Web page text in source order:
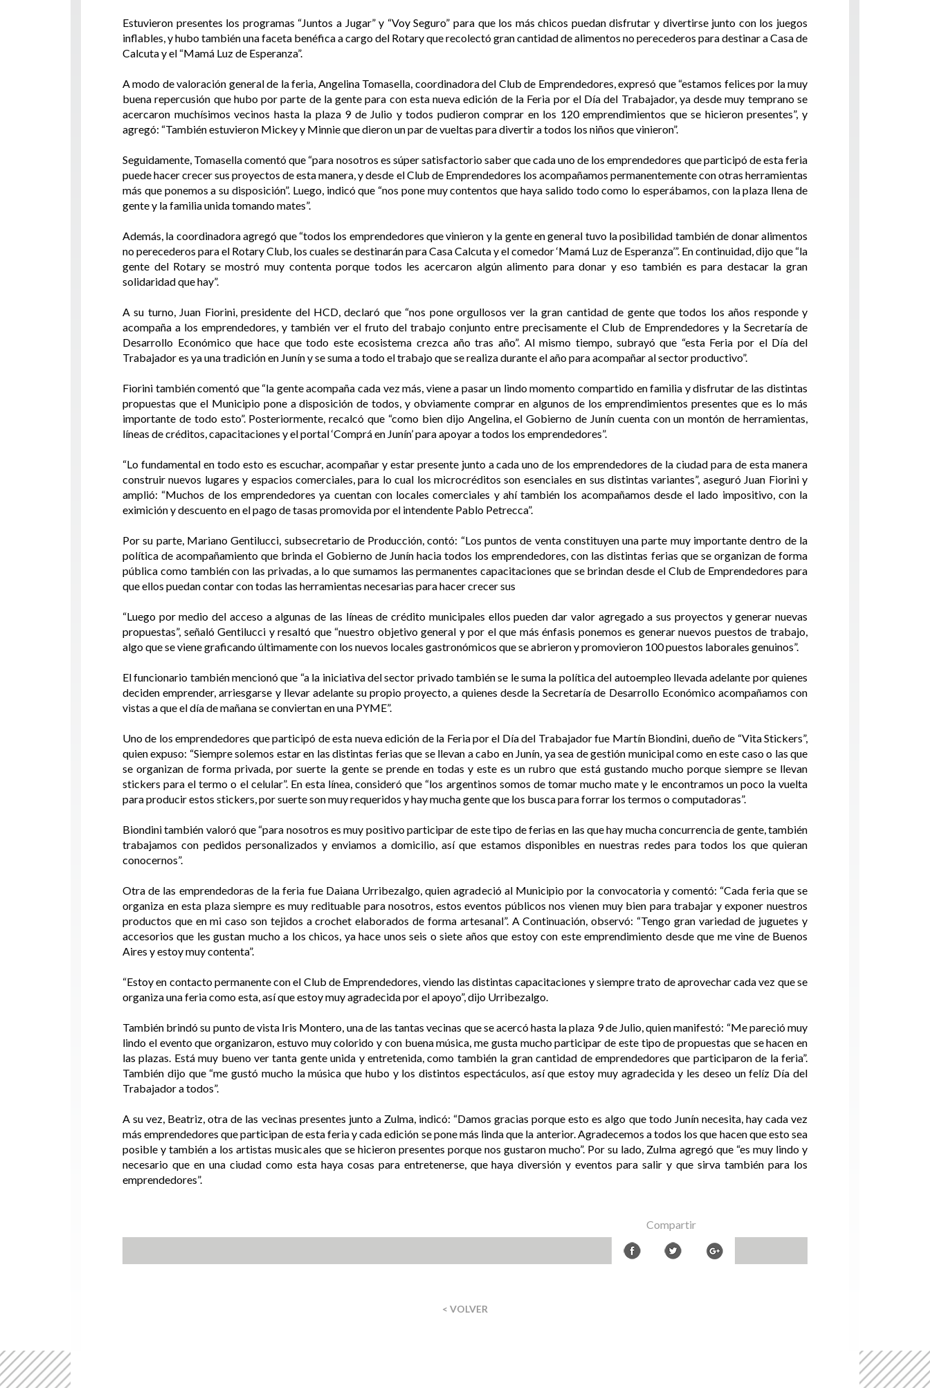
Estuvieron presentes los programas “Juntos a Jugar” y “Voy Seguro” para que los más chicos puedan disfrutar y divertirse junto con los juegos
inflables, y hubo también una faceta benéfica a cargo del Rotary que recolectó gran cantidad de alimentos no perecederos para destinar a Casa de
Calcuta y el “Mamá Luz de Esperanza”.
A modo de valoración general de la feria, Angelina Tomasella, coordinadora del Club de Emprendedores, expresó que “estamos felices por la muy
buena repercusión que hubo por parte de la gente para con esta nueva edición de la Feria por el Día del Trabajador, ya desde muy temprano se
acercaron muchísimos vecinos hasta la plaza 9 de Julio y todos pudieron comprar en los 120 emprendimientos que se hicieron presentes”, y
agregó: “También estuvieron Mickey y Minnie que dieron un par de vueltas para divertir a todos los niños que vinieron”.
Seguidamente, Tomasella comentó que “para nosotros es súper satisfactorio saber que cada uno de los emprendedores que participó de esta feria
puede hacer crecer sus proyectos de esta manera, y desde el Club de Emprendedores los acompañamos permanentemente con otras herramientas
más que ponemos a su disposición”. Luego, indicó que “nos pone muy contentos que haya salido todo como lo esperábamos, con la plaza llena de
gente y la familia unida tomando mates”.
Además, la coordinadora agregó que “todos los emprendedores que vinieron y la gente en general tuvo la posibilidad también de donar alimentos
no perecederos para el Rotary Club, los cuales se destinarán para Casa Calcuta y el comedor ‘Mamá Luz de Esperanza’”. En continuidad, dijo que “la
gente del Rotary se mostró muy contenta porque todos les acercaron algún alimento para donar y eso también es para destacar la gran
solidaridad que hay”.
A su turno, Juan Fiorini, presidente del HCD, declaró que “nos pone orgullosos ver la gran cantidad de gente que todos los años responde y
acompaña a los emprendedores, y también ver el fruto del trabajo conjunto entre precisamente el Club de Emprendedores y la Secretaría de
Desarrollo Económico que hace que todo este ecosistema crezca año tras año”. Al mismo tiempo, subrayó que “esta Feria por el Día del
Trabajador es ya una tradición en Junín y se suma a todo el trabajo que se realiza durante el año para acompañar al sector productivo”.
Fiorini también comentó que “la gente acompaña cada vez más, viene a pasar un lindo momento compartido en familia y disfrutar de las distintas
propuestas que el Municipio pone a disposición de todos, y obviamente comprar en algunos de los emprendimientos presentes que es lo más
importante de todo esto”. Posteriormente, recalcó que “como bien dijo Angelina, el Gobierno de Junín cuenta con un montón de herramientas,
líneas de créditos, capacitaciones y el portal ‘Comprá en Junín’ para apoyar a todos los emprendedores”.
“Lo fundamental en todo esto es escuchar, acompañar y estar presente junto a cada uno de los emprendedores de la ciudad para de esta manera
construir nuevos lugares y espacios comerciales, para lo cual los microcréditos son esenciales en sus distintas variantes”, aseguró Juan Fiorini y
amplió: “Muchos de los emprendedores ya cuentan con locales comerciales y ahí también los acompañamos desde el lado impositivo, con la
eximición y descuento en el pago de tasas promovida por el intendente Pablo Petrecca”.
Por su parte, Mariano Gentilucci, subsecretario de Producción, contó: “Los puntos de venta constituyen una parte muy importante dentro de la
política de acompañamiento que brinda el Gobierno de Junín hacia todos los emprendedores, con las distintas ferias que se organizan de forma
pública como también con las privadas, a lo que sumamos las permanentes capacitaciones que se brindan desde el Club de Emprendedores para
que ellos puedan contar con todas las herramientas necesarias para hacer crecer sus
“Luego por medio del acceso a algunas de las líneas de crédito municipales ellos pueden dar valor agregado a sus proyectos y generar nuevas
propuestas”, señaló Gentilucci y resaltó que “nuestro objetivo general y por el que más énfasis ponemos es generar nuevos puestos de trabajo,
algo que se viene graficando últimamente con los nuevos locales gastronómicos que se abrieron y promovieron 100 puestos laborales genuinos”.
El funcionario también mencionó que “a la iniciativa del sector privado también se le suma la política del autoempleo llevada adelante por quienes
deciden emprender, arriesgarse y llevar adelante su propio proyecto, a quienes desde la Secretaría de Desarrollo Económico acompañamos con
vistas a que el día de mañana se conviertan en una PYME”.
Uno de los emprendedores que participó de esta nueva edición de la Feria por el Día del Trabajador fue Martín Biondini, dueño de “Vita Stickers”,
quien expuso: “Siempre solemos estar en las distintas ferias que se llevan a cabo en Junín, ya sea de gestión municipal como en este caso o las que
se organizan de forma privada, por suerte la gente se prende en todas y este es un rubro que está gustando mucho porque siempre se llevan
stickers para el termo o el celular”. En esta línea, consideró que “los argentinos somos de tomar mucho mate y le encontramos un poco la vuelta
para producir estos stickers, por suerte son muy requeridos y hay mucha gente que los busca para forrar los termos o computadoras”.
Biondini también valoró que “para nosotros es muy positivo participar de este tipo de ferias en las que hay mucha concurrencia de gente, también
trabajamos con pedidos personalizados y enviamos a domicilio, así que estamos disponibles en nuestras redes para todos los que quieran
conocernos”.
Otra de las emprendedoras de la feria fue Daiana Urribezalgo, quien agradeció al Municipio por la convocatoria y comentó: “Cada feria que se
organiza en esta plaza siempre es muy redituable para nosotros, estos eventos públicos nos vienen muy bien para trabajar y exponer nuestros
productos que en mi caso son tejidos a crochet elaborados de forma artesanal”. A Continuación, observó: “Tengo gran variedad de juguetes y
accesorios que les gustan mucho a los chicos, ya hace unos seis o siete años que estoy con este emprendimiento desde que me vine de Buenos
Aires y estoy muy contenta”.
“Estoy en contacto permanente con el Club de Emprendedores, viendo las distintas capacitaciones y siempre trato de aprovechar cada vez que se
organiza una feria como esta, así que estoy muy agradecida por el apoyo”, dijo Urribezalgo.
También brindó su punto de vista Iris Montero, una de las tantas vecinas que se acercó hasta la plaza 9 de Julio, quien manifestó: “Me pareció muy
lindo el evento que organizaron, estuvo muy colorido y con buena música, me gusta mucho participar de este tipo de propuestas que se hacen en
las plazas. Está muy bueno ver tanta gente unida y entretenida, como también la gran cantidad de emprendedores que participaron de la feria”.
También dijo que “me gustó mucho la música que hubo y los distintos espectáculos, así que estoy muy agradecida y les deseo un felíz Día del
Trabajador a todos”.
A su vez, Beatriz, otra de las vecinas presentes junto a Zulma, indicó: “Damos gracias porque esto es algo que todo Junín necesita, hay cada vez
más emprendedores que participan de esta feria y cada edición se pone más linda que la anterior. Agradecemos a todos los que hacen que esto sea
posible y también a los artistas musicales que se hicieron presentes porque nos gustaron mucho”. Por su lado, Zulma agregó que “es muy lindo y
necesario que en una ciudad como esta haya cosas para entretenerse, que haya diversión y eventos para salir y que sirva también para los
emprendedores”.
Compartir
< VOLVER